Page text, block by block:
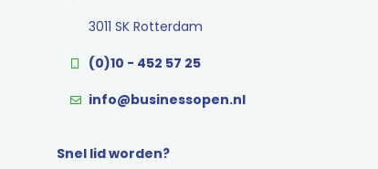
3011 SK Rotterdam
(0)10 - 452 57 25
info@businessopen.nl
Snel lid worden?